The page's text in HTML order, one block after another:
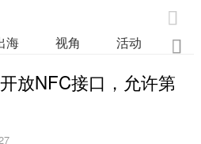

海 视角 活动 业

放NFC接口，允许第